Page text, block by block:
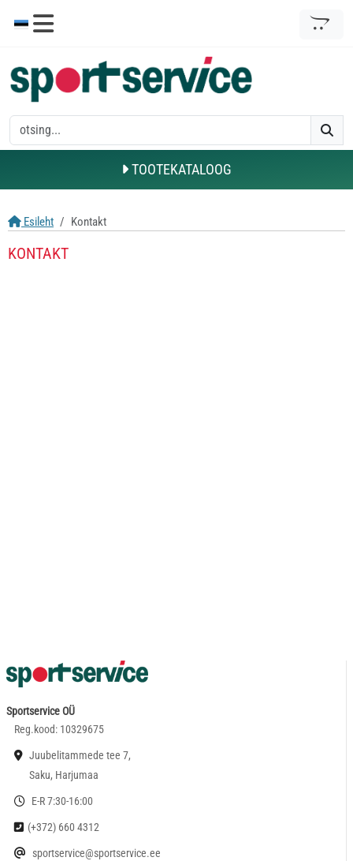
TOOTEKATALOOG
Esileht Kontakt
KONTAKT
Sportservice OÜ
Reg.kood: 10329675
Juubelitammede tee 7,
Saku, Harjumaa
E-R 7:30-16:00
(+372) 660 4312
sportservice@sportservice.ee